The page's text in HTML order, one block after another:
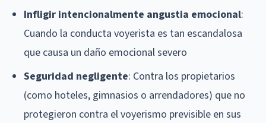
Infligir intencionalmente angustia emocional:
Cuando la conducta voyerista es tan escandalosa
que causa un daño emocional severo
Seguridad negligente: Contra los propietarios
(como hoteles, gimnasios o arrendadores) que no
protegieron contra el voyerismo previsible en sus